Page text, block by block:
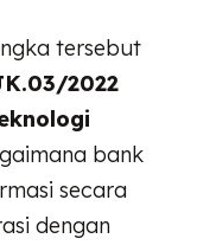
tersebut
2022
bank
secara
dengan